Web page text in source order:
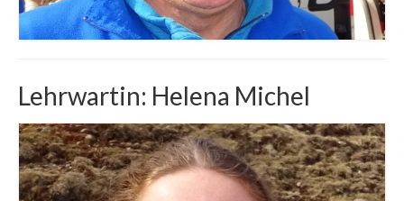
Lehrwartin: Helena Michel